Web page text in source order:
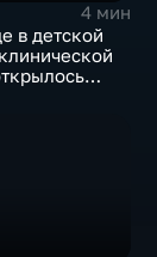
4 мин
в детской